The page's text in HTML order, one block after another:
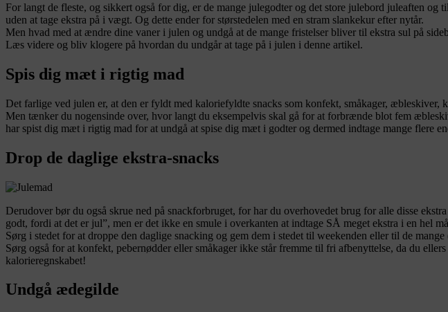
For langt de fleste, og sikkert også for dig, er de mange julegodter og det store julebord juleaften og
uden at tage ekstra på i vægt. Og dette ender for størstedelen med en stram slankekur efter nytår.
Men hvad med at ændre dine vaner i julen og undgå at de mange fristelser bliver til ekstra sul på
Læs videre og bliv klogere på hvordan du undgår at tage på i julen i denne artikel.
Spis dig mæt i rigtig mad
Det farlige ved julen er, at den er fyldt med kaloriefyldte snacks som konfekt, småkager,
Men tænker du nogensinde over, hvor langt du eksempelvis skal gå for at forbrænde blot fem
har spist dig mæt i rigtig mad for at undgå at spise dig mæt i godter og dermed indtage mange flere
Drop de daglige ekstra-snacks
Derudover bør du også skrue ned på snackforbruget, for har du overhovedet brug for alle disse
godt, fordi at det er jul”, men er det ikke en smule i overkanten at indtage SÅ meget ekstra i en hel
Sørg i stedet for at droppe den daglige snacking og gem dem i stedet til weekenden eller til de
Sørg også for at konfekt, pebernødder eller småkager ikke står fremme til fri afbenyttelse, da du
kalorieregnskabet!
Undgå ædegilde